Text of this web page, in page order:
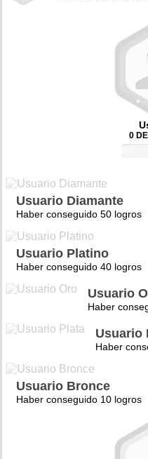
0
Usuario Diamante
Haber conseguido 50 logros
Usuario Platino
Haber conseguido 40 logros
Usuario
Haber
Usuario
Haber
Usuario Bronce
Haber conseguido 10 logros